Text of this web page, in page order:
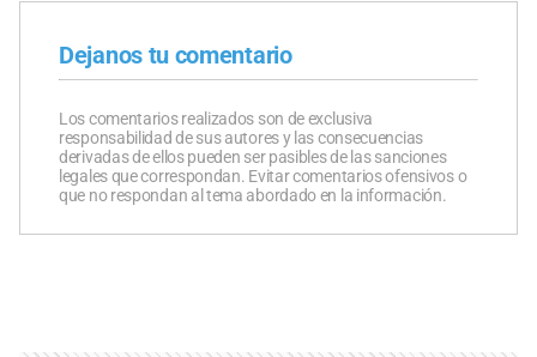
Dejanos tu comentario
Los comentarios realizados son de exclusiva
responsabilidad de sus autores y las consecuencias
derivadas de ellos pueden ser pasibles de las sanciones
legales que correspondan. Evitar comentarios ofensivos o
que no respondan al tema abordado en la información.